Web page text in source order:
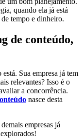
quando ela já está
tempo e dinheiro.
de conteúdo,
Sua empresa já tem
relevantes? Isso é o
a concorrência.
nasce desta
empresas já